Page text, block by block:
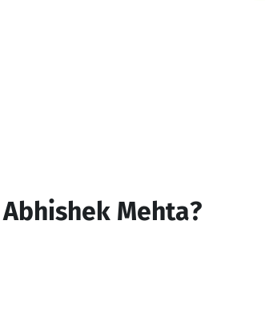
Mehta?